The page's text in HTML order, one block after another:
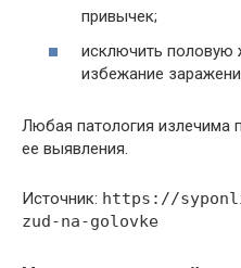
привычек;
исключить половую
избежание
Любая патология излечима
ее выявления.
Источник: https://
zud-na-golovke